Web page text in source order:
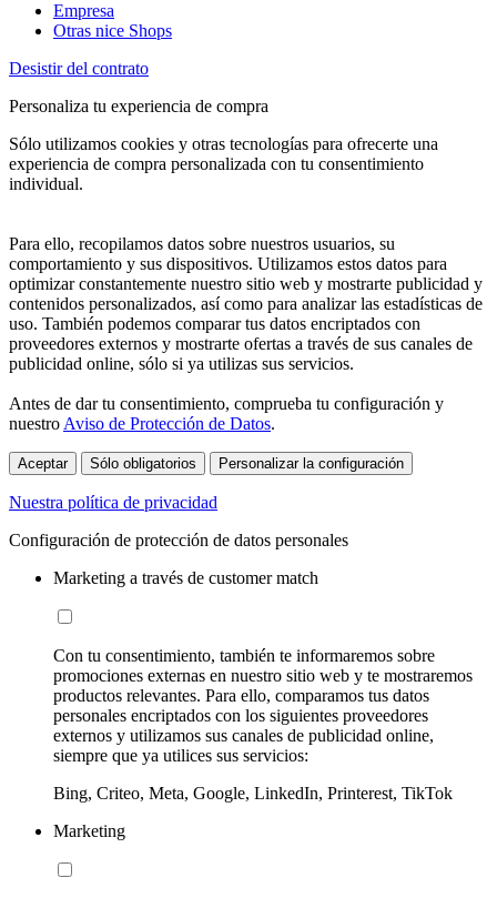
Empresa
Otras nice Shops
Desistir del contrato
Personaliza tu experiencia de compra
Sólo utilizamos cookies y otras tecnologías para ofrecerte una
experiencia de compra personalizada con tu consentimiento
individual.
Para ello, recopilamos datos sobre nuestros usuarios, su
comportamiento y sus dispositivos. Utilizamos estos datos para
optimizar constantemente nuestro sitio web y mostrarte publicidad y
contenidos personalizados, así como para analizar las estadísticas de
uso. También podemos comparar tus datos encriptados con
proveedores externos y mostrarte ofertas a través de sus canales de
publicidad online, sólo si ya utilizas sus servicios.
Antes de dar tu consentimiento, comprueba tu configuración y
nuestro Aviso de Protección de Datos.
Aceptar Sólo obligatorios Personalizar la configuración
Nuestra política de privacidad
Configuración de protección de datos personales
Marketing a través de customer match
Con tu consentimiento, también te informaremos sobre
promociones externas en nuestro sitio web y te mostraremos
productos relevantes. Para ello, comparamos tus datos
personales encriptados con los siguientes proveedores
externos y utilizamos sus canales de publicidad online,
siempre que ya utilices sus servicios:
Bing, Criteo, Meta, Google, LinkedIn, Printerest, TikTok
Marketing